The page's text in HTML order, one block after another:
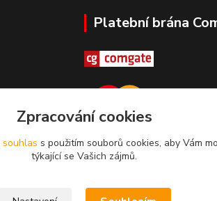
Platební brána
Zpracování cookies
souhlas s použitím souborů cookies, aby Vám
týkající se Vašich zájmů.